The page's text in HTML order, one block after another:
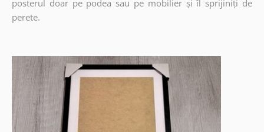
posterul doar pe podea sau pe mobilier și îl sprijiniți de
perete.